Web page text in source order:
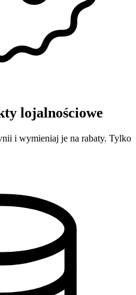
lojalnościowe
i wymieniaj je na rabaty. Tylko